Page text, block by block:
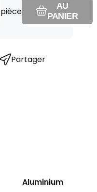
pièce
AU
PANIER
Partager
Aluminium